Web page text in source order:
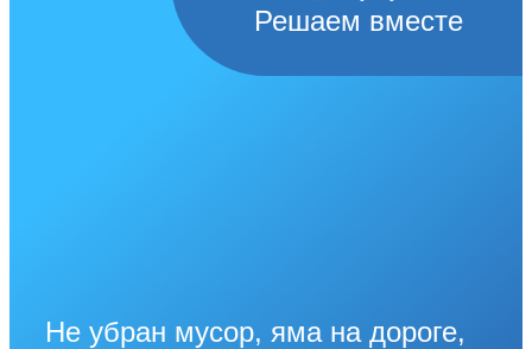
Решаем вместе
Не убран мусор, яма на дороге,